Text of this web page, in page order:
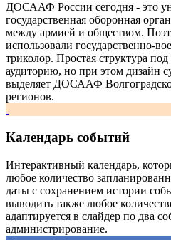
ДОСААФ России сегодня - это
государственная оборонная
между армией и обществом.
использовали государственно-
триколор. Простая структура
аудиторию, но при этом дизайн
выделяет ДОСААФ
регионов.
Календарь событий
Интерактивный календарь,
любое количество
даты с сохранением истории
выводить также любое
адаптируется в слайдер по два
администрирование.